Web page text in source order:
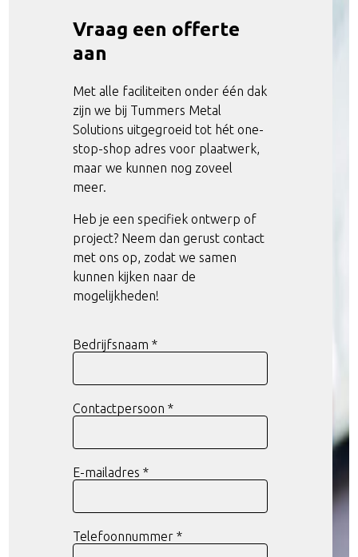
Afbramen, kanten breken en trommelen
Dé techniek voor
plaatwerk.
afwerking vereist zijn.
Voor een schoon, duurzaam
verdere bewerkingen of gebruik.
Poedercoating-
Voor het realiseren van
enkelstuks of series.
Vraag een offerte
aan
Met alle faciliteiten onder één dak
zijn we bij Tummers Metal
Solutions uitgegroeid tot hét one-
stop-shop adres voor plaatwerk,
maar we kunnen nog zoveel
meer.
Heb je een specifiek ontwerp of
project? Neem dan gerust contact
met ons op, zodat we samen
kunnen kijken naar de
mogelijkheden!
Bedrijfsnaam *
Contactpersoon *
E-mailadres *
Telefoonnummer *